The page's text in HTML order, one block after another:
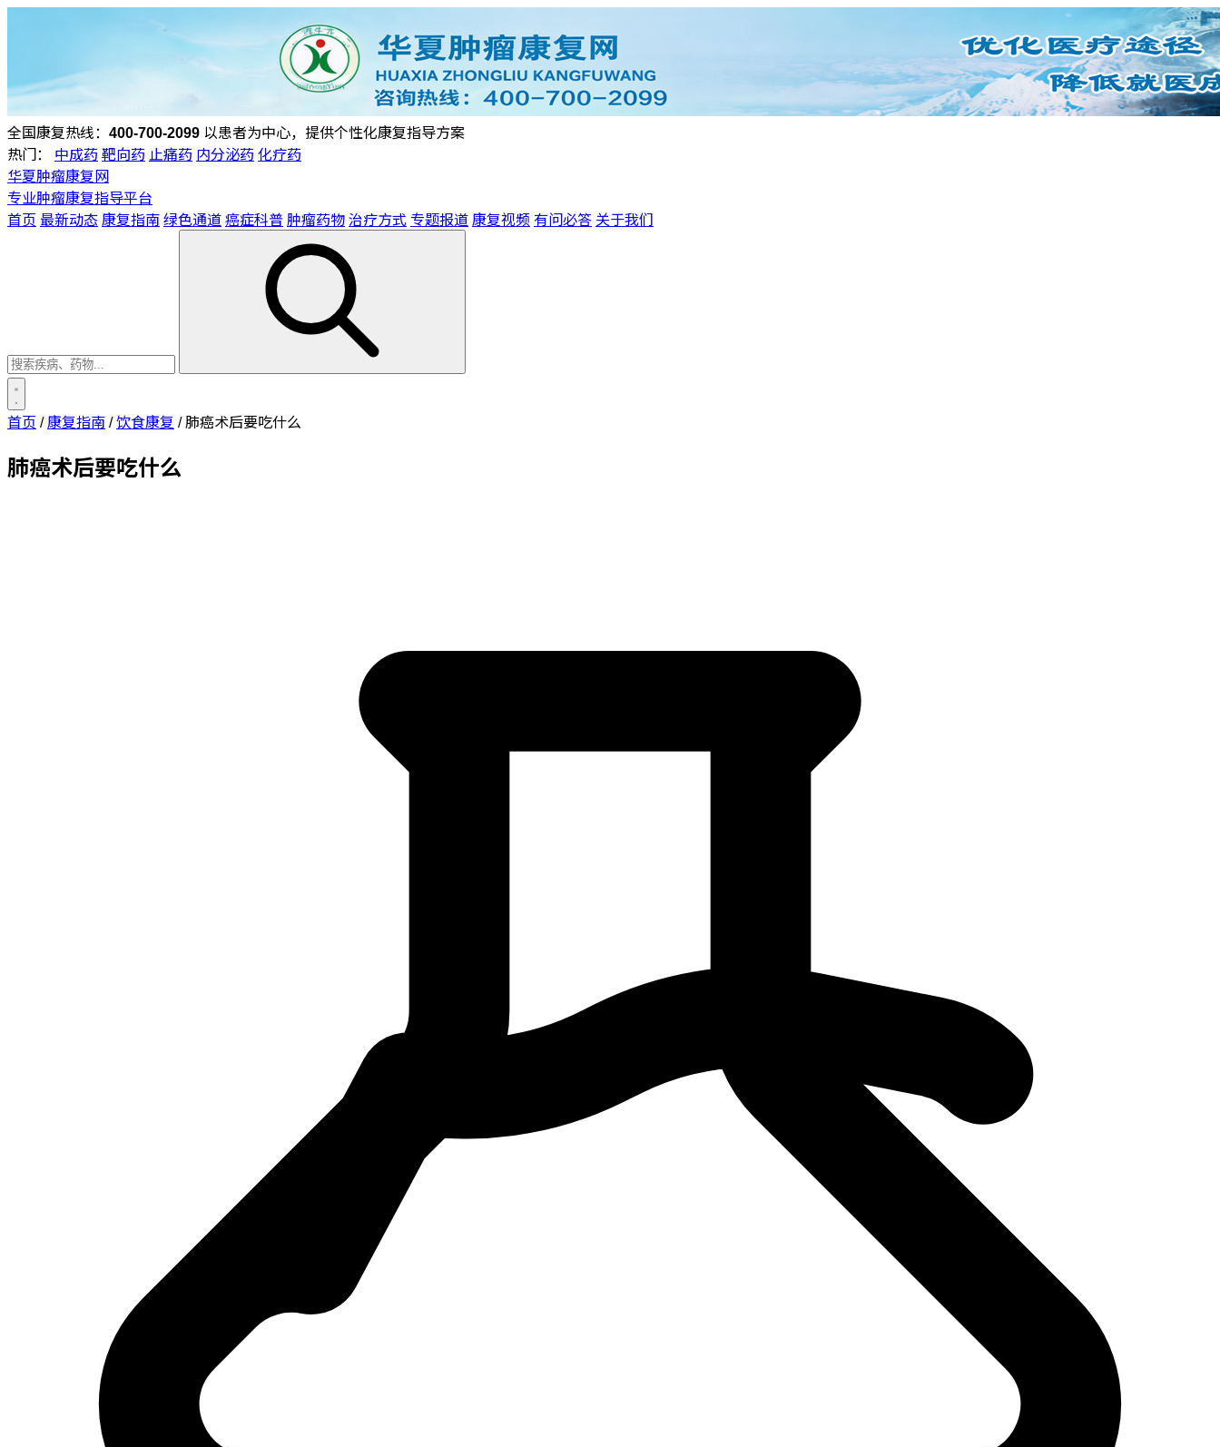
全国康复热线： 400-700-2099 以患者为中心，提供个性化康复指导方案
热门：
中成药 靶向药 止痛药 内分泌药 化疗药
华夏肿瘤康复网
专业肿瘤康复指导平台
首页 最新动态康复指南绿色通道癌症科普肿瘤药物治疗方式 专题报道康复视频 有问必答 关于我们
首页 /康复指南/饮食康复 /肺癌术后要吃什么
肺癌术后要吃什么